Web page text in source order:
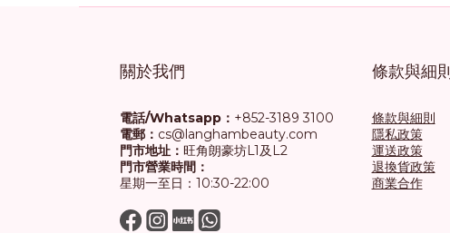
關於我們
電話/Whatsapp： +852-3189 3100
電郵： cs@langhambeauty.com
門市地址： 旺角朗豪坊L1及L2
門市營業時間：
星期一至日：10:30-22:00
條款與細則
條款與細則
隱私政策
運送政策
退換貨政策
商業合作